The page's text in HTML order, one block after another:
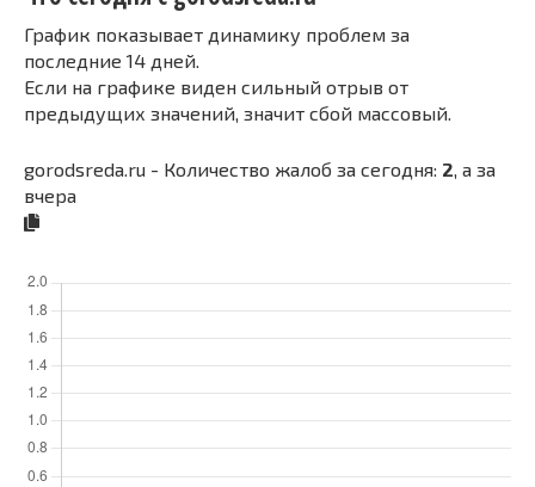
График показывает динамику проблем за
последние 14 дней.
Если на графике виден сильный отрыв от
предыдущих значений, значит сбой массовый.
gorodsreda.ru - Количество жалоб за сегодня: 2 , а за
вчера